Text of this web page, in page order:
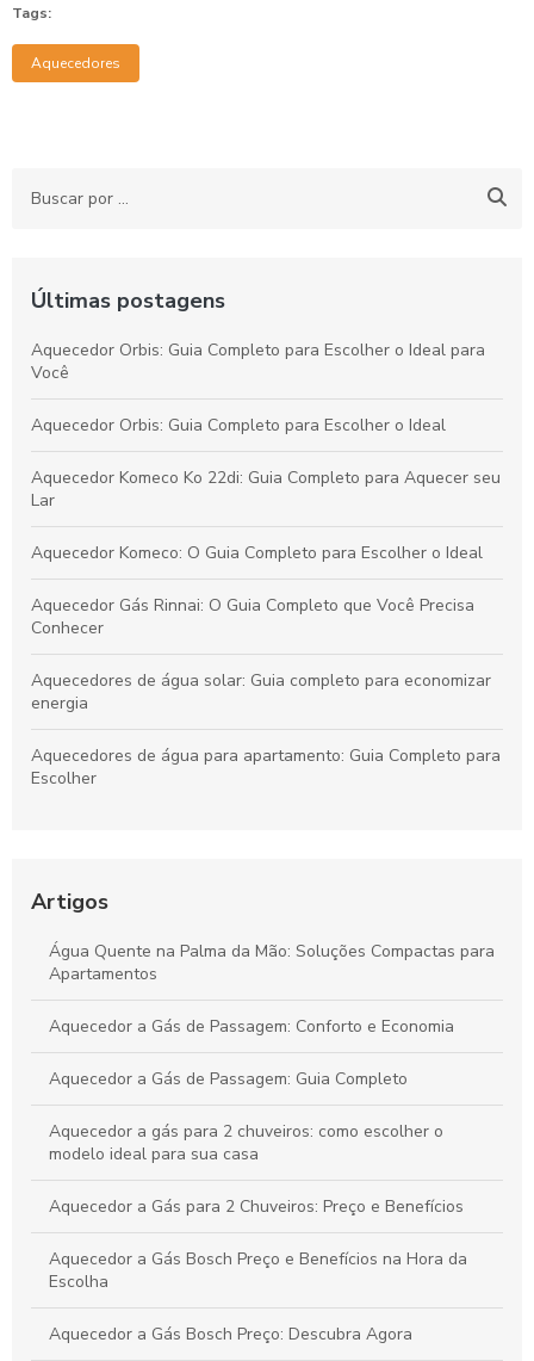
Tags:
Aquecedores
Últimas postagens
Aquecedor Orbis: Guia Completo para Escolher o Ideal para
Você
Aquecedor Orbis: Guia Completo para Escolher o Ideal
Aquecedor Komeco Ko 22di: Guia Completo para Aquecer seu
Lar
Aquecedor Komeco: O Guia Completo para Escolher o Ideal
Aquecedor Gás Rinnai: O Guia Completo que Você Precisa
Conhecer
Aquecedores de água solar: Guia completo para economizar
energia
Aquecedores de água para apartamento: Guia Completo para
Escolher
Aquecedores de Água Solar: Guia Completo para Sua Casa
Sustentável
Artigos
Água Quente na Palma da Mão: Soluções Compactas para
Apartamentos
Aquecedor a Gás de Passagem: Conforto e Economia
Aquecedor a Gás de Passagem: Guia Completo
Aquecedor a gás para 2 chuveiros: como escolher o
modelo ideal para sua casa
Aquecedor a Gás para 2 Chuveiros: Preço e Benefícios
Aquecedor a Gás Bosch Preço e Benefícios na Hora da
Escolha
Aquecedor a Gás Bosch Preço: Descubra Agora